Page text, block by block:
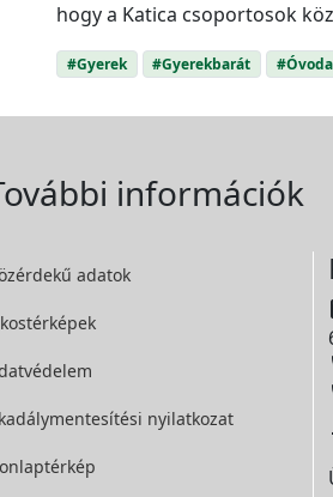
hogy a Katica csoportosok
#Gyerek #Gyerekbarát #Óvoda
információk
adatok
nyilatkozat